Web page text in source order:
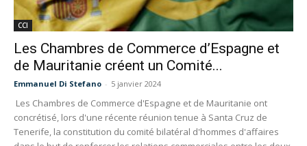
CCI
Les Chambres de Commerce d’Espagne et
de Mauritanie créent un Comité...
Emmanuel Di Stefano - 5 janvier 2024
Les Chambres de Commerce d'Espagne et de Mauritanie ont
concrétisé, lors d'une récente réunion tenue à Santa Cruz de
Tenerife, la constitution du comité bilatéral d'hommes d'affaires